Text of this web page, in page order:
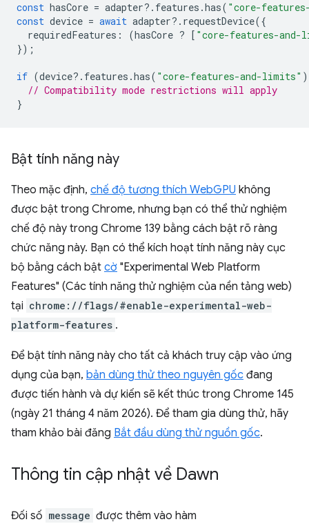
const hasCore = adapter? . features .has( "core-
const device = await adapter? . requestDevice({
requiredFeatures : (hasCore ? [ "core-features-
});
if (device? . features .has( "core-features-and-limits"
// Compatibility mode restrictions will apply
}
Bật tính năng này
Theo mặc định, chế độ tương thích WebGPU không
được bật trong Chrome, nhưng bạn có thể thử nghiệm
chế độ này trong Chrome 139 bằng cách bật rõ ràng
chức năng này. Bạn có thể kích hoạt tính năng này cục
bộ bằng cách bật cờ "Experimental Web Platform
Features" (Các tính năng thử nghiệm của nền tảng web)
tại chrome://flags/#enable-experimental-web-
platform-features .
Để bật tính năng này cho tất cả khách truy cập vào ứng
dụng của bạn, bản dùng thử theo nguyên gốc đang
được tiến hành và dự kiến sẽ kết thúc trong Chrome 145
(ngày 21 tháng 4 năm 2026). Để tham gia dùng thử, hãy
tham khảo bài đăng Bắt đầu dùng thử nguồn gốc.
Thông tin cập nhật về Dawn
Đối số message được thêm vào hàm